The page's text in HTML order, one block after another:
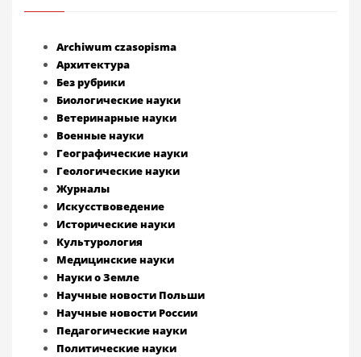
Archiwum czasopisma
Архитектура
Без рубрики
Биологические науки
Ветеринарные науки
Военные науки
Географические науки
Геологические науки
Журналы
Искусствоведение
Исторические науки
Культурология
Медицинские науки
Науки о Земле
Научные новости Польши
Научные новости России
Педагогические науки
Политические науки